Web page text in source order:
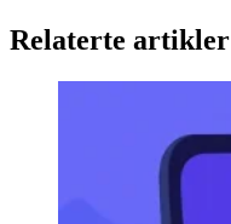
Relaterte artikler